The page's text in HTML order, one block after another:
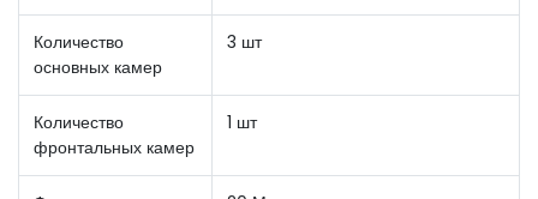
Количество
основных камер
3 шт
Количество
фронтальных камер
1 шт